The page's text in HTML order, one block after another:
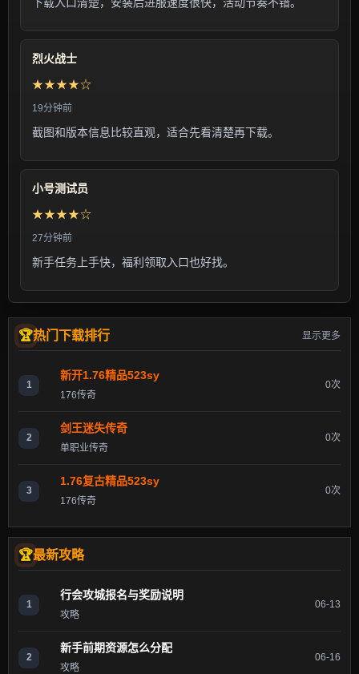
烈火战士
★★★★☆
19分钟前
截图和版本信息比较直观，适合先看清楚再下载。
小号测试员
★★★★☆
27分钟前
新手任务上手快，福利领取入口也好找。
热门下载排行 显示更多
1
新开1.76精品523sy
176传奇
0次
2
剑王迷失传奇
单职业传奇
0次
3
1.76复古精品523sy
176传奇
0次
最新攻略
1
行会攻城报名与奖励说明
攻略
06-13
2
新手前期资源怎么分配
攻略
06-16